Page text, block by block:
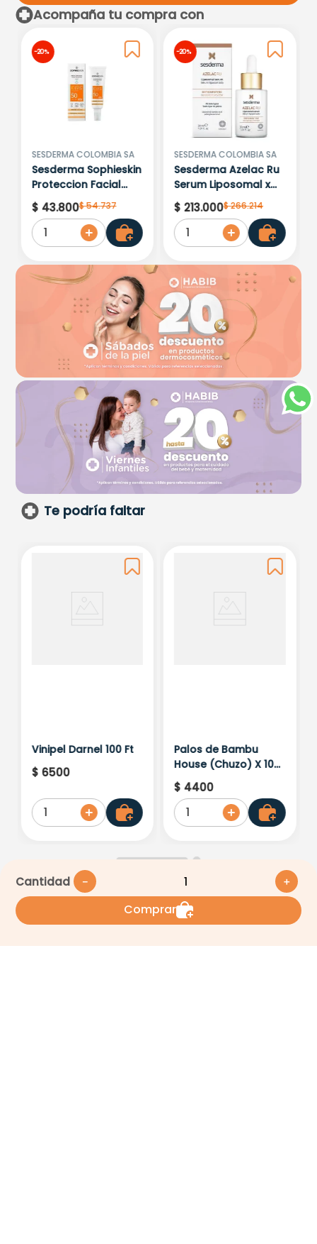
Cantidad ＋
－
Comprar
Por favor, inicia sesión para
escribir un comentario.
Más reciente
Acompaña tu compra con
-20 %
SESDERMA COLOMBIA SA
Sesderma Sophieskin
Proteccion Facial
Kids Hypoallergenic
Spf 500 Moisturising
$ 43.800$54.737
1
-20 %
SESDERMA COLOMBIA SA
Sesderma Azelac Ru
Serum Liposomal x
30ml
$ 213.000$266.214
1
Te podría faltar
Vinipel Darnel 100 Ft
$ 6500
1
Palos de Bambu
House (Chuzo) X 100
Und
$ 4400
1
Medios de pago